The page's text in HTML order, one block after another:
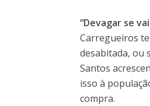
“Devagar se
Carregueiros
desabitada, ou
Santos
isso à
compra.